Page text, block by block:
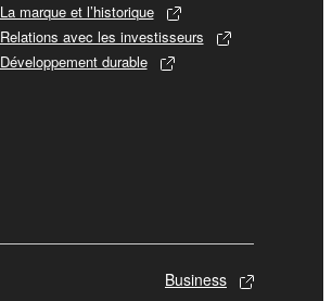
La marque et l’historique
Relations avec les investisseurs
Développement durable
Business